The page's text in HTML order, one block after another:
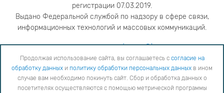
регистрации 07.03.2019.
Выдано Федеральной службой по надзору в сфере связи,
информационных технологий и массовых коммуникаций.
адрес редакцииya.stogova@ksc.ru
телефон редакции81555-79-516
Продолжая использование сайта, вы соглашаетесь с согласие на обработку данных
обработки персональных данных
в ином случае вам необходимо покинуть сайт. Сбор и обработка
данных о посетителях осуществляются с помощью метрической программы "Яндекс Метрика".
Продолжая использование сайта, вы соглашаетесь с согласие на
обработку данных и политику обработки персональных данных в ином
случае вам необходимо покинуть сайт. Сбор и обработка данных о
посетителях осуществляются с помощью метрической программы